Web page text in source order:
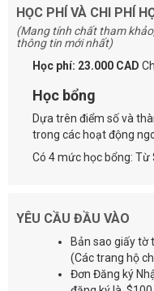
HỌC PHÍ VÀ CHI PHÍ
(Mang tính chất tham
thông tin mới nhất)
Học phí: 23.000 CAD
Học bổng
Dựa trên điểm số và
trong các hoạt động
Có 4 mức học bổng: Từ
YÊU CẦU ĐẦU VÀO
Bản sao giấy tờ
(Các trang hộ
Đơn Đăng ký